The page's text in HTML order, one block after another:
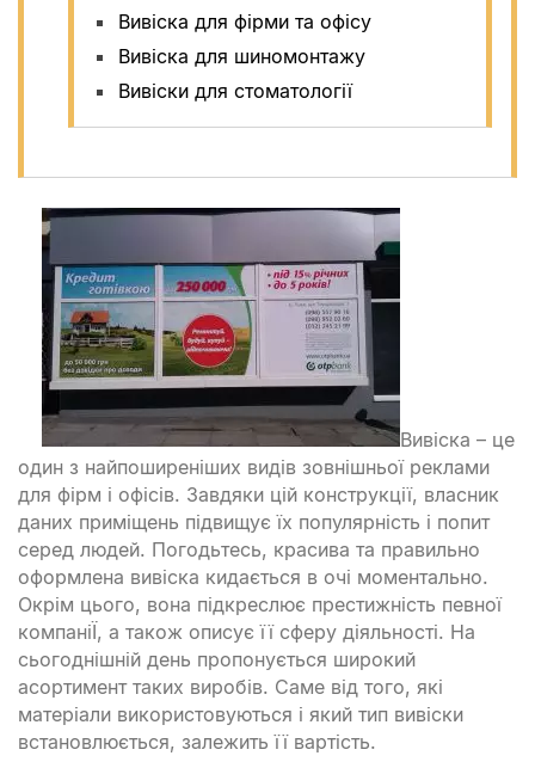
Вивіска для фірми та офісу
Вивіска для шиномонтажу
Вивіски для стоматології
Вивіска – це
один з найпоширеніших видів зовнішньої реклами
для фірм і офісів. Завдяки цій конструкції, власник
даних приміщень підвищує їх популярність і попит
серед людей. Погодьтесь, красива та правильно
оформлена вивіска кидається в очі моментально.
Окрім цього, вона підкреслює престижність певної
компаніЇ, а також описує її сферу діяльності. На
сьогоднішній день пропонується широкий
асортимент таких виробів. Саме від того, які
матеріали використовуються і який тип вивіски
встановлюється, залежить її вартість.